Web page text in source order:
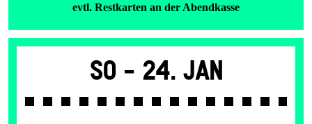
evtl. Restkarten an der Abendkasse
So - 24. Jan